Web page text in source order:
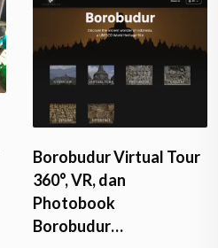
Borobudur Virtual Tour
360°, VR, dan
Photobook
Borobudur…